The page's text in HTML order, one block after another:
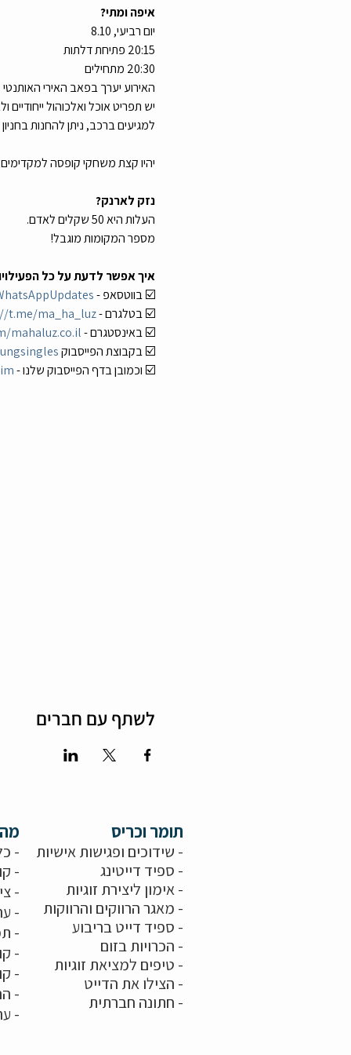
איפה ומתי?
יום רביעי, 8.10
20:15 פתיחת דלתות
20:30 מתחילים
האירוע יערך בפאב האירי האותנטי "מולי
יש תפריט אוכל ואלכוהול
למגיעים ברכב, ניתן להחנות
יהיו קצת משחקי קופסה למקדימים
נזק לארנק?
העלות היא 50 שקלים לאדם.
מספר המקומות מוגבל!
איך אפשר לדעת על כל
☑️ בווטסאפ -
☑️ בטלגרם - t.me/ma_ha_luz
☑️ באינסטגרם - mahaluz.co.il/
☑️ בקבוצת הפייסבוק
☑️ וכמובן בדף הפייסבוק שלנו -
לשתף עם חברים
-
-
-
-
-
-
-
-
-
תומר וכריס
- שידוכים ופגישות אישיות
- ספיד דייטינג
-אימון ליצירת זוגיות
- מאגר הרווקים והרווקות
- ספיד דייט בריבוע
- הכרויות בזום
- טיפים למציאת זוגיות
- הצילו את הדייט
- חתונה חברתית